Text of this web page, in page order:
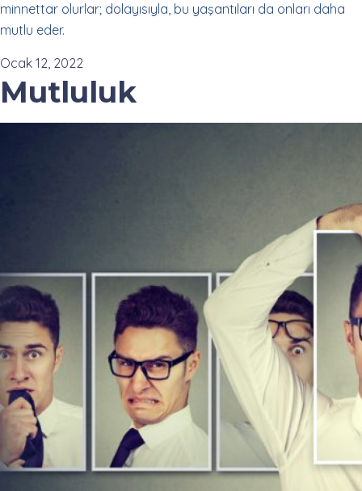
minnettar olurlar; dolayısıyla, bu yaşantıları da onları daha
mutlu eder.
Ocak 12, 2022
Mutluluk